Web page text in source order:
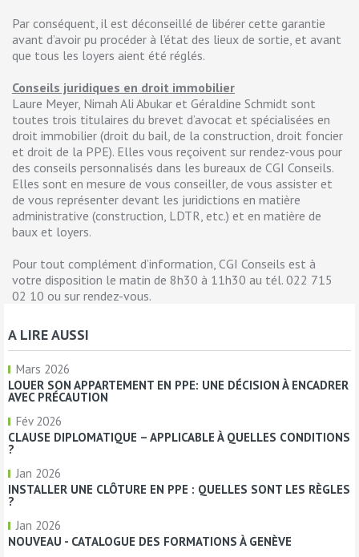
Par conséquent, il est déconseillé de libérer cette garantie
avant d’avoir pu procéder à l’état des lieux de sortie, et avant
que tous les loyers aient été réglés.
Conseils juridiques en droit immobilier
Laure Meyer, Nimah Ali Abukar et Géraldine Schmidt sont
toutes trois titulaires du brevet d’avocat et spécialisées en
droit immobilier (droit du bail, de la construction, droit foncier
et droit de la PPE). Elles vous reçoivent sur rendez-vous pour
des conseils personnalisés dans les bureaux de CGI Conseils.
Elles sont en mesure de vous conseiller, de vous assister et
de vous représenter devant les juridictions en matière
administrative (construction, LDTR, etc.) et en matière de
baux et loyers.
Pour tout complément d’information, CGI Conseils est à
votre disposition le matin de 8h30 à 11h30 au tél. 022 715
02 10 ou sur rendez-vous.
A LIRE AUSSI
Mars 2026
LOUER SON APPARTEMENT EN PPE: UNE DÉCISION À ENCADRER
AVEC PRÉCAUTION
Fév 2026
CLAUSE DIPLOMATIQUE – APPLICABLE À QUELLES CONDITIONS
?
Jan 2026
INSTALLER UNE CLÔTURE EN PPE : QUELLES SONT LES RÈGLES
?
Jan 2026
NOUVEAU - CATALOGUE DES FORMATIONS À GENÈVE